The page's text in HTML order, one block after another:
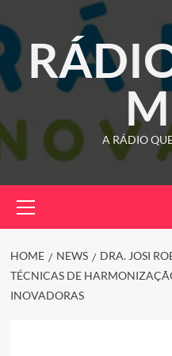
to
content
A RÁDIO
Menu
HOME NEWS
DRA. JOSI
TÉCNICAS DE
INOVADORAS